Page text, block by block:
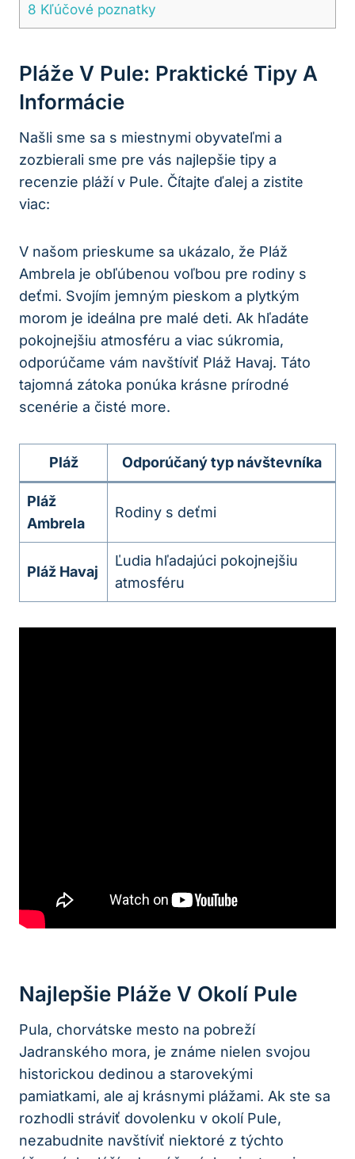
8 Kľúčové poznatky
Pláže V Pule: Praktické Tipy A
Informácie
Našli sme sa s miestnymi obyvateľmi a
zozbierali sme pre vás najlepšie tipy a
recenzie pláží v Pule. Čítajte ďalej a zistite
viac:
V našom prieskume sa ukázalo, že Pláž
Ambrela je obľúbenou voľbou pre rodiny s
deťmi. Svojím jemným pieskom a plytkým
morom je ideálna pre malé deti. Ak hľadáte
pokojnejšiu atmosféru a viac súkromia,
odporúčame vám navštíviť Pláž Havaj. Táto
tajomná zátoka ponúka krásne prírodné
scenérie a čisté more.
Pláž Odporúčaný typ návštevníka
Pláž
Ambrela
Rodiny s deťmi
Pláž Havaj
Ľudia hľadajúci pokojnejšiu
atmosféru
Najlepšie Pláže V Okolí Pule
Pula, chorvátske mesto na pobreží
Jadranského mora, je známe nielen svojou
historickou dedinou a starovekými
pamiatkami, ale aj krásnymi plážami. Ak ste sa
rozhodli stráviť dovolenku v okolí Pule,
nezabudnite navštíviť niektoré z týchto